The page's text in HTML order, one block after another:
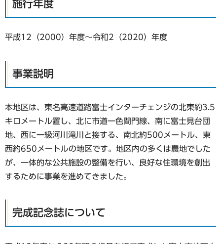
施行年度
平成12（2000）年度～令和2（2020）年度
事業説明
本地区は、東名高速道路富士インターチェンジの北東約3.5
キロメートル置し、北に市道一色間門線、南に富士見台団
地、西に一級河川滝川と接する、南北約500メートル、東
西約650メートルの地区です。地区内の多くは農地でした
が、一体的な公共施設の整備を行い、良好な住環境を創出
するために事業を進めてきました。
完成記念誌について